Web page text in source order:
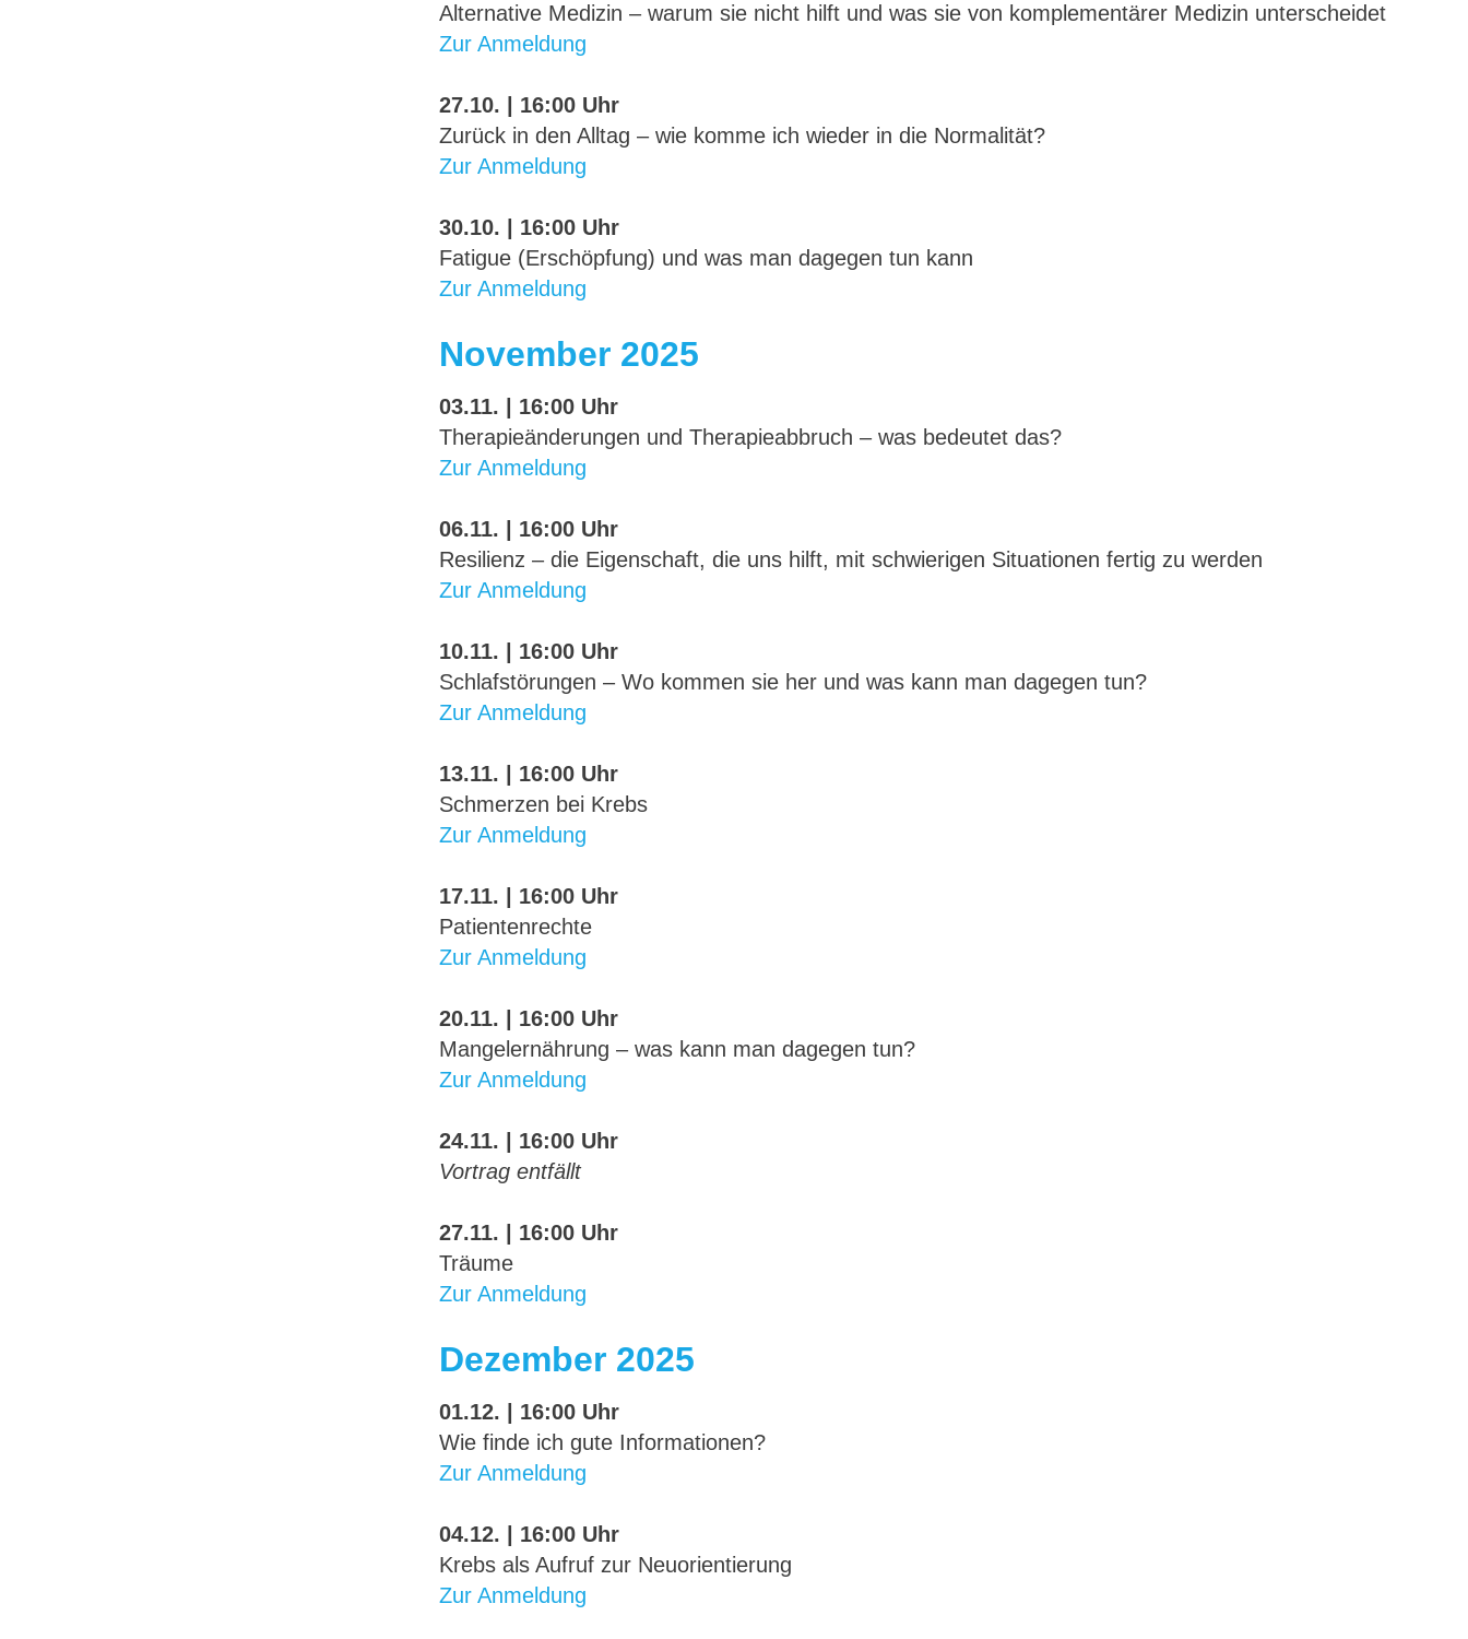
Alternative Medizin – warum sie nicht hilft und was sie von komplementärer Medizin unterscheidet
Zur Anmeldung
27.10. | 16:00 Uhr
Zurück in den Alltag – wie komme ich wieder in die Normalität?
Zur Anmeldung
30.10. | 16:00 Uhr
Fatigue (Erschöpfung) und was man dagegen tun kann
Zur Anmeldung
November 2025
03.11. | 16:00 Uhr
Therapieänderungen und Therapieabbruch – was bedeutet das?
Zur Anmeldung
06.11. | 16:00 Uhr
Resilienz – die Eigenschaft, die uns hilft, mit schwierigen Situationen fertig zu werden
Zur Anmeldung
10.11. | 16:00 Uhr
Schlafstörungen – Wo kommen sie her und was kann man dagegen tun?
Zur Anmeldung
13.11. | 16:00 Uhr
Schmerzen bei Krebs
Zur Anmeldung
17.11. | 16:00 Uhr
Patientenrechte
Zur Anmeldung
20.11. | 16:00 Uhr
Mangelernährung – was kann man dagegen tun?
Zur Anmeldung
24.11. | 16:00 Uhr
Vortrag entfällt
27.11. | 16:00 Uhr
Träume
Zur Anmeldung
Dezember 2025
01.12. | 16:00 Uhr
Wie finde ich gute Informationen?
Zur Anmeldung
04.12. | 16:00 Uhr
Krebs als Aufruf zur Neuorientierung
Zur Anmeldung